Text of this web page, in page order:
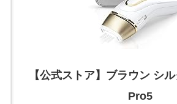
【公式ストア】ブラウン シ
Pro5